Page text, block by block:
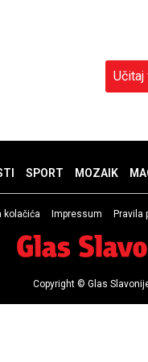
Učitaj
SPORT MOZAIK
kolačića Impressum Pravila
Copyright © Glas